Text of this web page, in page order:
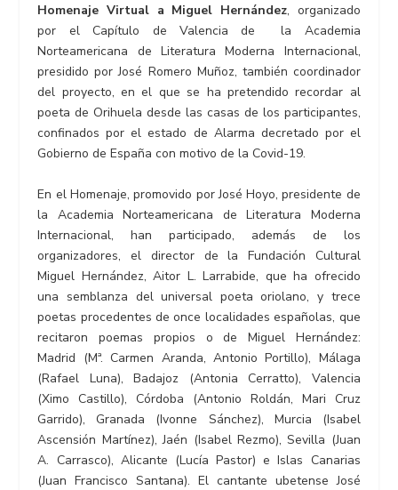
Homenaje Virtual a Miguel Hernández, organizado
por el Capítulo de Valencia de la Academia
Norteamericana de Literatura Moderna Internacional,
presidido por José Romero Muñoz, también coordinador
del proyecto, en el que se ha pretendido recordar al
poeta de Orihuela desde las casas de los participantes,
confinados por el estado de Alarma decretado por el
Gobierno de España con motivo de la Covid-19.
En el Homenaje, promovido por José Hoyo, presidente de
la Academia Norteamericana de Literatura Moderna
Internacional, han participado, además de los
organizadores, el director de la Fundación Cultural
Miguel Hernández, Aitor L. Larrabide, que ha ofrecido
una semblanza del universal poeta oriolano, y trece
poetas procedentes de once localidades españolas, que
recitaron poemas propios o de Miguel Hernández:
Madrid (Mª. Carmen Aranda, Antonio Portillo), Málaga
(Rafael Luna), Badajoz (Antonia Cerratto), Valencia
(Ximo Castillo), Córdoba (Antonio Roldán, Mari Cruz
Garrido), Granada (Ivonne Sánchez), Murcia (Isabel
Ascensión Martínez), Jaén (Isabel Rezmo), Sevilla (Juan
A. Carrasco), Alicante (Lucía Pastor) e Islas Canarias
(Juan Francisco Santana). El cantante ubetense José